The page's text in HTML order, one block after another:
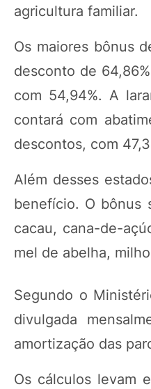
agricultura familiar.
Os maiores bônus
desconto de
com 54,94%. A
contará com
descontos, com
Além desses
benefício. O bônus
cacau, cana-de-
mel de abelha,
Segundo o
divulgada
amortização das
Os cálculos levam